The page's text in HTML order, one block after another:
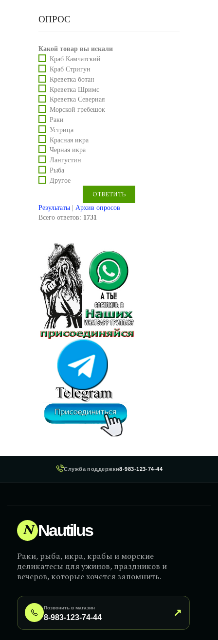
ОПРОС
Какой товар вы искали
Краб Камчатский
Краб Стригун
Креветка ботан
Креветка Шримс
Креветка Северная
Морской гребешок
Раки
Устрица
Красная икра
Черная икра
Лангустин
Рыба
Другое
Результаты | Архив опросов
Всего ответов: 1731
Служба поддержки8-983-123-74-44
N Nautilus
Раки, рыба, икра, крабы и морские
деликатесы для ужинов, праздников и
вечеров, которые хочется запомнить.
Позвонить в магазин
8-983-123-74-44 ↗